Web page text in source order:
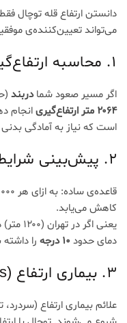
دانستن ارتفاع قله توچال
می‌تواند تعیین‌کننده‌ی
۱. محاسبه ارتفاع‌گیری
اگر مسیر صعود شمادربند (حدود
۲۰۶۴ متر ارتفاع‌گیری
انجام
است که نیاز به آمادگی بدنی
۲. پیش‌بینی شرایط آب‌وهوایی
قاعده‌ی ساده: به ازای هر ۱۰۰۰ متر ارتفاع، دما حدود
کاهش می‌یابد.
دمای حدود ۱۰ درجه را
۳. بیماری ارتفاع (Altitude Sickness)